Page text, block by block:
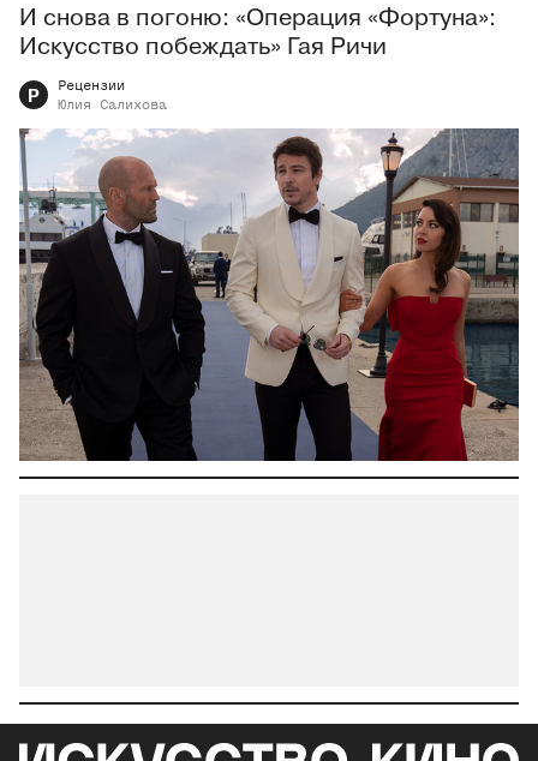
И снова в погоню: «Операция «Фортуна»:
Искусство побеждать» Гая Ричи
Р
Рецензии
Юлия
Салихова